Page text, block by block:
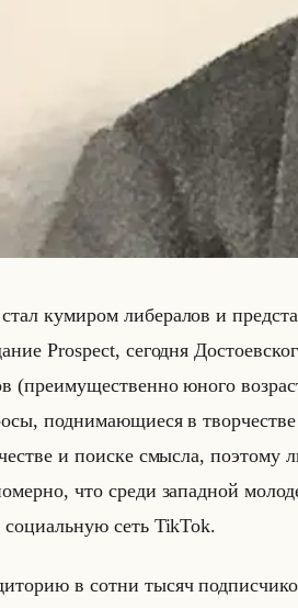
ку­ми­ром ли­бе­ра­лов и
Prospect, се­год­ня
(пре­иму­ще­ствен­но юного
под­ни­ма­ющи­еся в
и по­ис­ке смыс­ла, по­это­му
что среди за­пад­ной
со­ци­альную сеть TikTok.
в сотни тысяч